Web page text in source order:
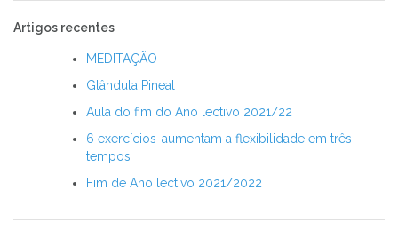
Artigos recentes
MEDITAÇÃO
Glândula Pineal
Aula do fim do Ano lectivo 2021/22
6 exercícios-aumentam a flexibilidade em três
tempos
Fim de Ano lectivo 2021/2022